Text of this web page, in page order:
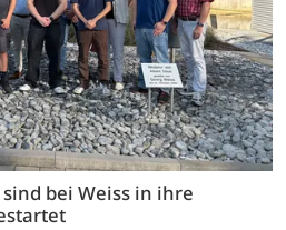
bei Weiss in ihre